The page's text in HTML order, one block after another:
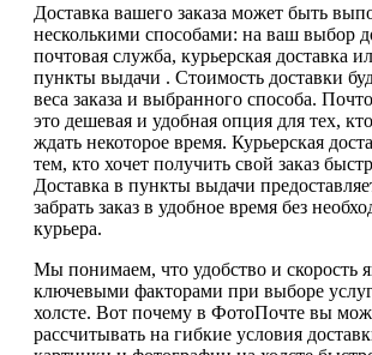
Доставка вашего заказа может быть
несколькими способами: на ваш выбор
почтовая служба, курьерская доставка
пункты выдачи . Стоимость доставки
веса заказа и выбранного способа.
это дешевая и удобная опция для тех,
ждать некоторое время. Курьерская
тем, кто хочет получить свой заказ
Доставка в пункты выдачи
забрать заказ в удобное время без
курьера.
Мы понимаем, что удобство и скорость
ключевыми факторами при выборе
холсте. Вот почему в ФотоПочте вы
рассчитывать на гибкие условия